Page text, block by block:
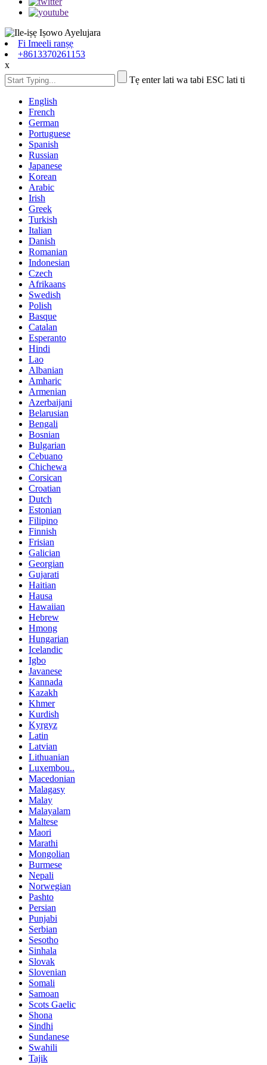
Fi Imeeli ranṣẹ
+8613370261153
x
Tẹ enter lati wa tabi ESC lati ti
English
French
German
Portuguese
Spanish
Russian
Japanese
Korean
Arabic
Irish
Greek
Turkish
Italian
Danish
Romanian
Indonesian
Czech
Afrikaans
Swedish
Polish
Basque
Catalan
Esperanto
Hindi
Lao
Albanian
Amharic
Armenian
Azerbaijani
Belarusian
Bengali
Bosnian
Bulgarian
Cebuano
Chichewa
Corsican
Croatian
Dutch
Estonian
Filipino
Finnish
Frisian
Galician
Georgian
Gujarati
Haitian
Hausa
Hawaiian
Hebrew
Hmong
Hungarian
Icelandic
Igbo
Javanese
Kannada
Kazakh
Khmer
Kurdish
Kyrgyz
Latin
Latvian
Lithuanian
Luxembou..
Macedonian
Malagasy
Malay
Malayalam
Maltese
Maori
Marathi
Mongolian
Burmese
Nepali
Norwegian
Pashto
Persian
Punjabi
Serbian
Sesotho
Sinhala
Slovak
Slovenian
Somali
Samoan
Scots Gaelic
Shona
Sindhi
Sundanese
Swahili
Tajik